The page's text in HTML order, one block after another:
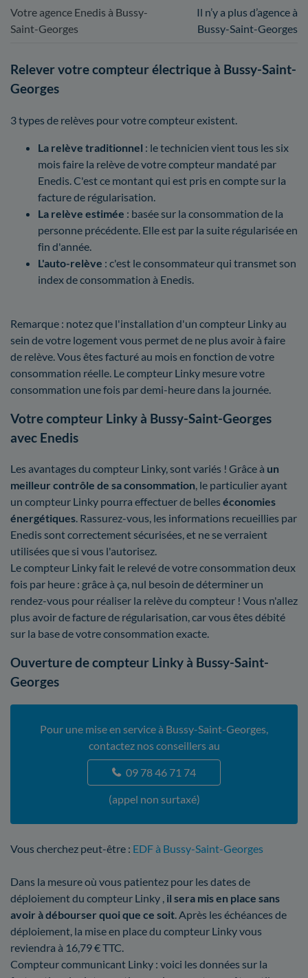
Votre agence Enedis à Bussy-
Saint-Georges
Il n’y a plus d’agence à
Bussy-Saint-Georges
Relever votre compteur électrique à Bussy-Saint-
Georges
3 types de relèves pour votre compteur existent.
La relève traditionnel : le technicien vient tous les six
mois faire la relève de votre compteur mandaté par
Enedis. C'est ce montant qui est pris en compte sur la
facture de régularisation.
La relève estimée : basée sur la consommation de la
personne précédente. Elle est par la suite régularisée en
fin d'année.
L'auto-relève : c'est le consommateur qui transmet son
index de consommation à Enedis.
Remarque : notez que l'installation d'un compteur Linky au
sein de votre logement vous permet de ne plus avoir à faire
de relève. Vous êtes facturé au mois en fonction de votre
consommation réelle. Le compteur Linky mesure votre
consommation une fois par demi-heure dans la journée.
Votre compteur Linky à Bussy-Saint-Georges
avec Enedis
Les avantages du compteur Linky, sont variés ! Grâce à un
meilleur contrôle de sa consommation , le particulier ayant
un compteur Linky pourra effectuer de belles économies
énergétiques . Rassurez-vous, les informations recueillies par
Enedis sont correctement sécurisées, et ne se verraient
utilisées que si vous l'autorisez.
Le compteur Linky fait le relevé de votre consommation deux
fois par heure : grâce à ça, nul besoin de déterminer un
rendez-vous pour réaliser la relève du compteur ! Vous n'allez
plus avoir de facture de régularisation, car vous êtes débité
sur la base de votre consommation exacte.
Ouverture de compteur Linky à Bussy-Saint-
Georges
Pour une mise en service à Bussy-Saint-Georges,
contactez nos conseillers au
09 78 46 71 74
(appel non surtaxé)
Vous cherchez peut-être : EDF à Bussy-Saint-Georges
Dans la mesure où vous patientez pour les dates de
déploiement du compteur Linky , il sera mis en place sans
avoir à débourser quoi que ce soit. Après les échéances de
déploiement, la mise en place du compteur Linky vous
reviendra à 16,79 € TTC.
Compteur communicant Linky : voici les données sur la